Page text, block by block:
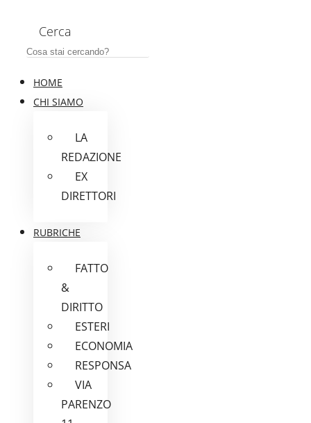
Cerca
HOME
CHI SIAMO
LA
REDAZIONE
EX
DIRETTORI
RUBRICHE
FATTO
&
DIRITTO
ESTERI
ECONOMIA
RESPONSA
VIA
PARENZO